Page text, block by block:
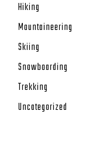
Hiking
Mountaineering
Skiing
Snowboarding
Trekking
Uncategorized